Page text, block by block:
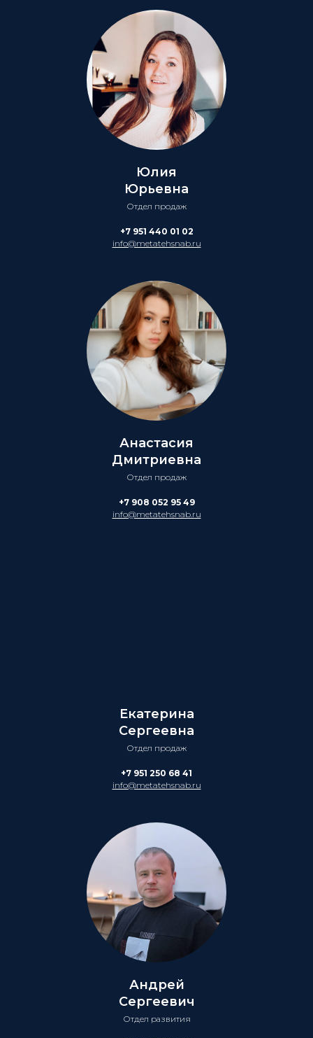
Юлия
Юрьевна
Отдел продаж
+7 951 440 01 02
info@metatehsnab.ru
Анастасия
Дмитриевна
Отдел продаж
+7 908 052 95 49
info@metatehsnab.ru
Екатерина
Сергеевна
Отдел продаж
+7 951 250 68 41
info@metatehsnab.ru
Андрей
Сергеевич
Отдел развития